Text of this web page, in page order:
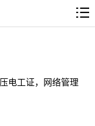
电工证，网络管理